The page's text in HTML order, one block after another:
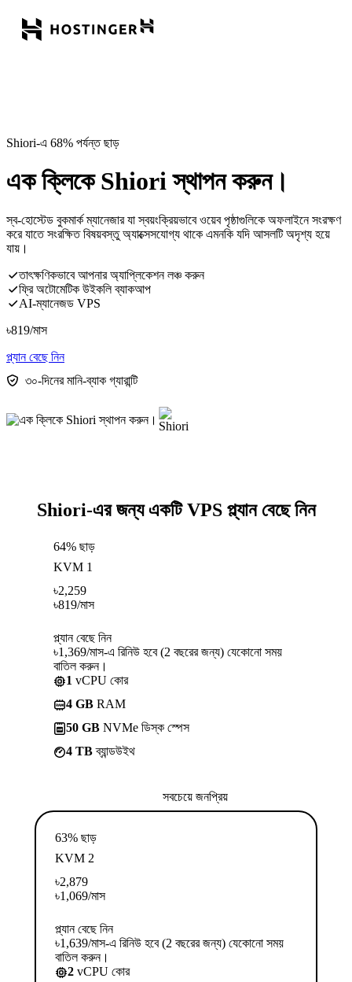
Shiori-এ 68% পর্যন্ত ছাড়
এক ক্লিকে Shiori স্থাপন করুন।
স্ব-হোস্টেড বুকমার্ক ম্যানেজার যা স্বয়ংক্রিয়ভাবে ওয়েব পৃষ্ঠাগুলিকে অফলাইনে সংরক্ষণ
করে যাতে সংরক্ষিত বিষয়বস্তু অ্যাক্সেসযোগ্য থাকে এমনকি যদি আসলটি অদৃশ্য হয়ে
যায়।
তাৎক্ষণিকভাবে আপনার অ্যাপ্লিকেশন লঞ্চ করুন
ফ্রি অটোমেটিক উইকলি ব্যাকআপ
AI-ম্যানেজড VPS
৳819/মাস
প্ল্যান বেছে নিন
৩০-দিনের মানি-ব্যাক গ্যারান্টি
Shiori-এর জন্য একটি VPS প্ল্যান বেছে নিন
64% ছাড়
KVM 1
৳2,259
৳819/মাস
প্ল্যান বেছে নিন
৳1,369/মাস-এ রিনিউ হবে (2 বছরের জন্য) যেকোনো সময়
বাতিল করুন।
1 vCPU কোর
4 GB RAM
50 GB NVMe ডিস্ক স্পেস
4 TBব্যান্ডউইথ
সবচেয়ে জনপ্রিয়
63% ছাড়
KVM 2
৳2,879
৳1,069/মাস
প্ল্যান বেছে নিন
৳1,639/মাস-এ রিনিউ হবে (2 বছরের জন্য) যেকোনো সময়
বাতিল করুন।
2 vCPU কোর